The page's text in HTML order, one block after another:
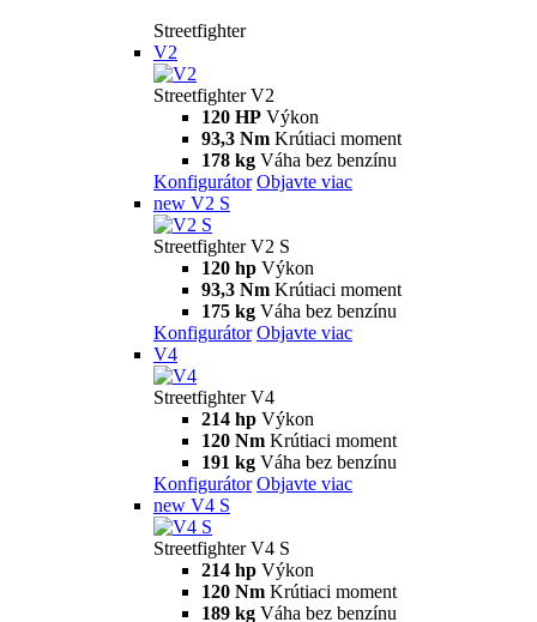
Streetfighter
V2
Streetfighter V2
120 HP Výkon
93,3 Nm Krútiaci moment
178 kg Váha bez benzínu
Konfigurátor Objavte viac
new V2 S
Streetfighter V2 S
120 hp Výkon
93,3 Nm Krútiaci moment
175 kg Váha bez benzínu
Konfigurátor Objavte viac
V4
Streetfighter V4
214 hp Výkon
120 Nm Krútiaci moment
191 kg Váha bez benzínu
Konfigurátor Objavte viac
new V4 S
Streetfighter V4 S
214 hp Výkon
120 Nm Krútiaci moment
189 kg Váha bez benzínu